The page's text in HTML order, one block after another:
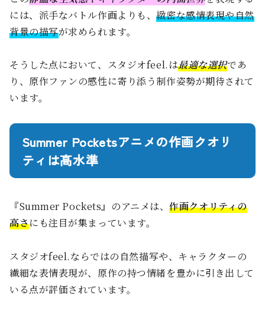
には、派手なバトル作画よりも、緻密な感情表現や自然
背景の描写が求められます。
そうした点において、スタジオfeel.は最適な選択であ
り、原作ファンの感性に寄り添う制作姿勢が期待されて
います。
Summer Pocketsアニメの作画クオリ
ティは高水準
『Summer Pockets』のアニメは、作画クオリティの
高さにも注目が集まっています。
スタジオfeel.ならではの自然描写や、キャラクターの
繊細な表情表現が、原作の持つ情緒を豊かに引き出して
いる点が評価されています。